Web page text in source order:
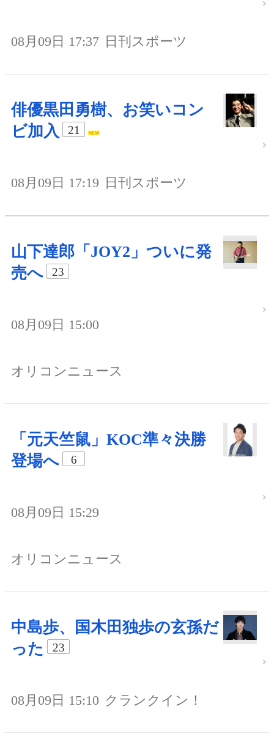
08月09日 17:37 日刊スポーツ
俳優黒田勇樹、お笑いコン
ビ加入
21
08月09日 17:19 日刊スポーツ
山下達郎「JOY2」ついに発
売へ
23
08月09日 15:00
オリコンニュース
「元天竺鼠」KOC準々決勝
登場へ
6
08月09日 15:29
オリコンニュース
中島歩、国木田独歩の玄孫だ
った
23
08月09日 15:10 クランクイン！